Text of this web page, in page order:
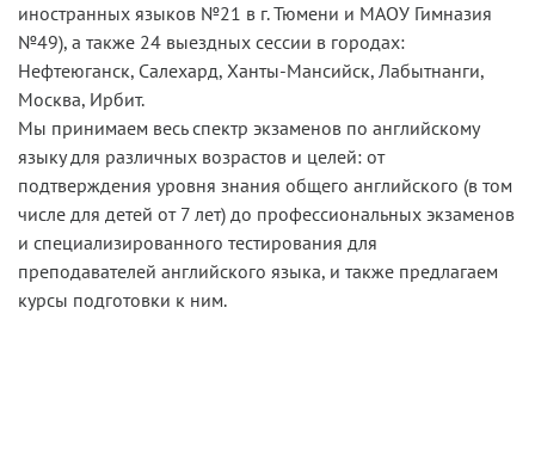
иностранных языков №21 в г. Тюмени и МАОУ Гимназия
№49), а также 24 выездных сессии в городах:
Нефтеюганск, Салехард, Ханты-Мансийск, Лабытнанги,
Москва, Ирбит.
Мы принимаем весь спектр экзаменов по английскому
языку для различных возрастов и целей: от
подтверждения уровня знания общего английского (в том
числе для детей от 7 лет) до профессиональных экзаменов
и специализированного тестирования для
преподавателей английского языка, и также предлагаем
курсы подготовки к ним.